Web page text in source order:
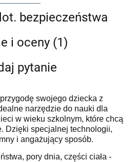
bezpieczeństwa
i oceny (1)
pytanie
swojego dziecka z
narzędzie do nauki dla
w wieku szkolnym, które chcą
Dzięki specjalnej technologii,
i angażujący sposób.
pory dnia, części ciała -